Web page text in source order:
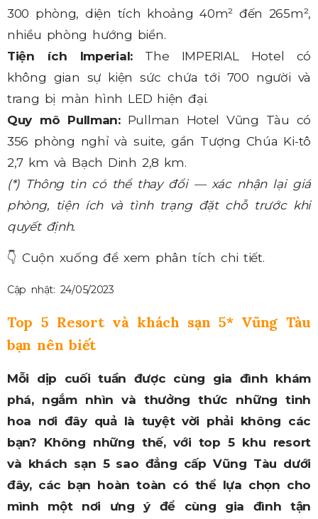
300 phòng, diện tích khoảng 40m² đến 265m²,
nhiều phòng hướng biển.
Tiện ích Imperial:
The IMPERIAL Hotel có
không gian sự kiện sức chứa tới 700 người và
trang bị màn hình LED hiện đại.
Quy mô Pullman: Pullman Hotel Vũng Tàu có
356 phòng nghỉ và suite, gần Tượng Chúa Ki-tô
2,7 km và Bạch Dinh 2,8 km.
(*) Thông tin có thể thay đổi — xác nhận lại giá
phòng, tiện ích và tình trạng đặt chỗ trước khi
quyết định.
👇 Cuộn xuống để xem phân tích chi tiết.
Cập nhật: 24/05/2023
Top 5 Resort và khách sạn 5* Vũng Tàu
bạn nên biết
Mỗi dịp cuối tuần được cùng gia đình khám
phá, ngắm nhìn và thưởng thức những tinh
hoa nơi đây quả là tuyệt vời phải không các
bạn? Không những thế, với top 5 khu resort
và khách sạn 5 sao đẳng cấp Vũng Tàu dưới
đây, các bạn hoàn toàn có thể lựa chọn cho
mình một nơi ưng ý để cùng gia đình tận